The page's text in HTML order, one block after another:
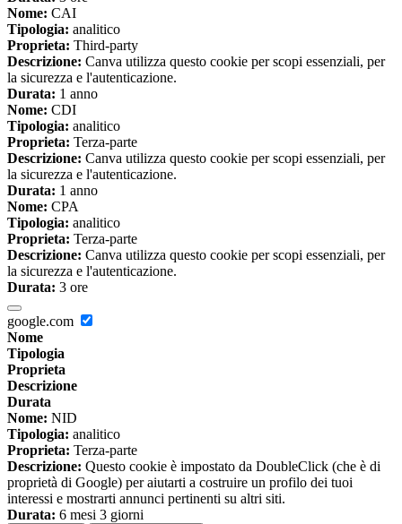
Nome: CAI
Tipologia: analitico
Proprieta: Third-party
Descrizione: Canva utilizza questo cookie per scopi essenziali, per
la sicurezza e l'autenticazione.
Durata: 1 anno
Nome: CDI
Tipologia: analitico
Proprieta: Terza-parte
Descrizione: Canva utilizza questo cookie per scopi essenziali, per
la sicurezza e l'autenticazione.
Durata: 1 anno
Nome: CPA
Tipologia: analitico
Proprieta: Terza-parte
Descrizione: Canva utilizza questo cookie per scopi essenziali, per
la sicurezza e l'autenticazione.
Durata: 3 ore
google.com
Nome
Tipologia
Proprieta
Descrizione
Durata
Nome: NID
Tipologia: analitico
Proprieta: Terza-parte
Descrizione: Questo cookie è impostato da DoubleClick (che è di
proprietà di Google) per aiutarti a costruire un profilo dei tuoi
interessi e mostrarti annunci pertinenti su altri siti.
Durata: 6 mesi 3 giorni